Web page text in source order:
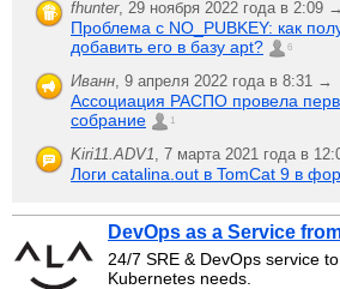
fhunter, 29 ноября 2022 года в 2:09 →
Проблема с NO_PUBKEY: как
добавить его в базу apt?
6
Иванн, 9 апреля 2022 года в 8:31 →
Ассоциация РАСПО провела
собрание
1
Kiri11.ADV1, 7 марта 2021 года в
Логи catalina.out в TomCat 9 в
DevOps as a Service
24/7 SRE & DevOps service
Kubernetes needs.